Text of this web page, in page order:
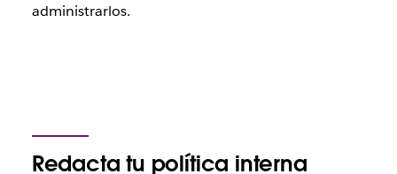
administrarlos.
Redacta tu política interna